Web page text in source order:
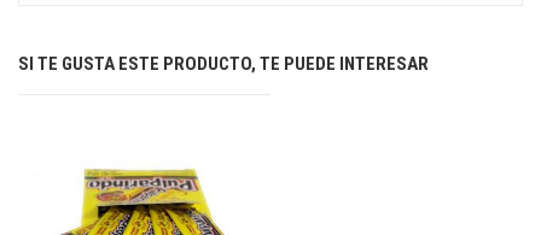
SI TE GUSTA ESTE PRODUCTO, TE PUEDE INTERESAR